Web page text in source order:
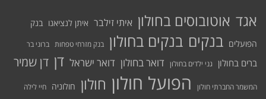
אגד אוטובוסים בחולון איתי זילבר איתן לנציאנו בנק
הפועלים בנקים בנקים בחולון בנק מזרחי טפחות ברוני בר
ברים בחולון גני ילדים בחולון דואר בחולון דואר ישראל דן דן שמיר
המשמר החברתי חולון הפועל חולון חולון חולוניה חיי לילה